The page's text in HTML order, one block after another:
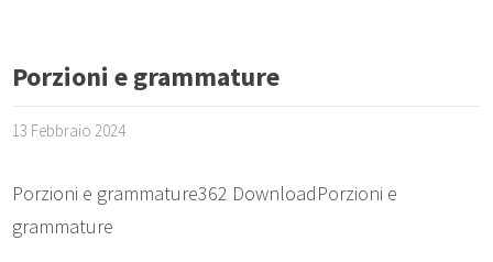
Porzioni e grammature
13 Febbraio 2024
Porzioni e grammature362 DownloadPorzioni e
grammature